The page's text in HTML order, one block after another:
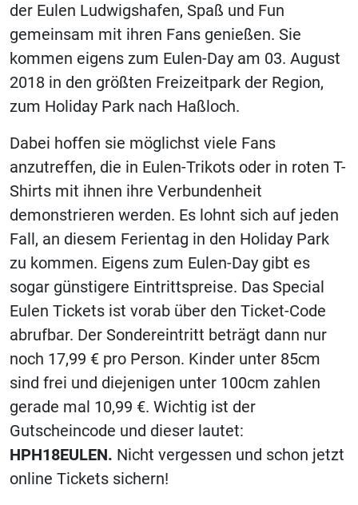
der Eulen Ludwigshafen, Spaß und Fun
gemeinsam mit ihren Fans genießen. Sie
kommen eigens zum Eulen-Day am 03. August
2018 in den größten Freizeitpark der Region,
zum Holiday Park nach Haßloch.
Dabei hoffen sie möglichst viele Fans
anzutreffen, die in Eulen-Trikots oder in roten T-
Shirts mit ihnen ihre Verbundenheit
demonstrieren werden. Es lohnt sich auf jeden
Fall, an diesem Ferientag in den Holiday Park
zu kommen. Eigens zum Eulen-Day gibt es
sogar günstigere Eintrittspreise. Das Special
Eulen Tickets ist vorab über den Ticket-Code
abrufbar. Der Sondereintritt beträgt dann nur
noch 17,99 € pro Person. Kinder unter 85cm
sind frei und diejenigen unter 100cm zahlen
gerade mal 10,99 €. Wichtig ist der
Gutscheincode und dieser lautet:
HPH18EULEN. Nicht vergessen und schon jetzt
online Tickets sichern!